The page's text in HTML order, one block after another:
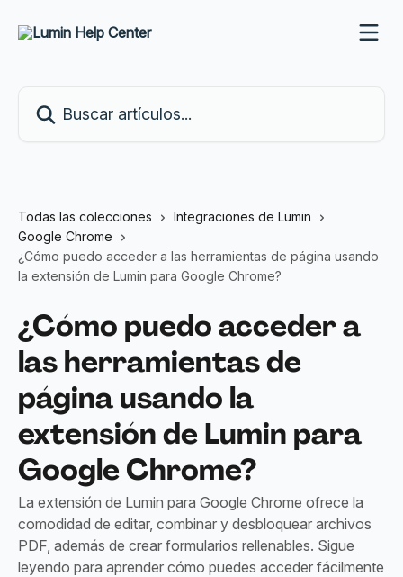
Todas las colecciones
Integraciones de Lumin
Google Chrome
¿Cómo puedo acceder a las herramientas de página usando
la extensión de Lumin para Google Chrome?
¿Cómo puedo acceder a
las herramientas de
página usando la
extensión de Lumin para
Google Chrome?
La extensión de Lumin para Google Chrome ofrece la
comodidad de editar, combinar y desbloquear archivos
PDF, además de crear formularios rellenables. Sigue
leyendo para aprender cómo puedes acceder fácilmente